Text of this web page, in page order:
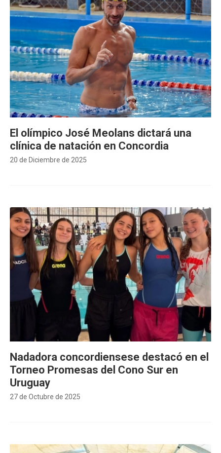
20 de Diciembre de 2025
El olímpico José Meolans dictará una
clínica de natación en Concordia
27 de Octubre de 2025
Nadadora concordiensese destacó en el
Torneo Promesas del Cono Sur en
Uruguay